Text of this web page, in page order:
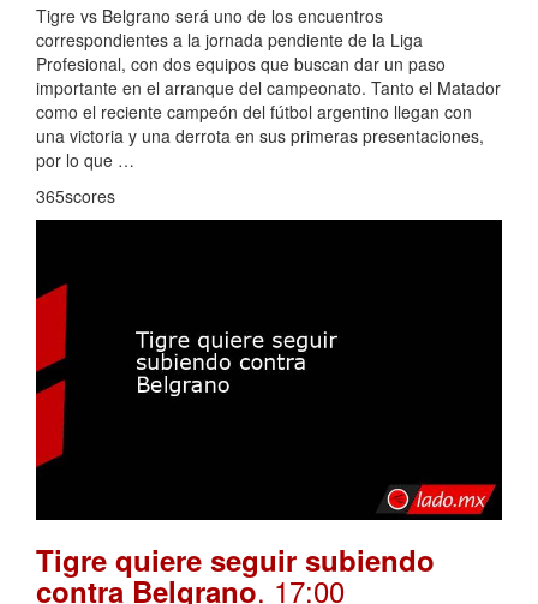
Tigre vs Belgrano será uno de los encuentros
correspondientes a la jornada pendiente de la Liga
Profesional, con dos equipos que buscan dar un paso
importante en el arranque del campeonato. Tanto el Matador
como el reciente campeón del fútbol argentino llegan con
una victoria y una derrota en sus primeras presentaciones,
por lo que …
365scores
Tigre quiere seguir subiendo
contra Belgrano. 17:00